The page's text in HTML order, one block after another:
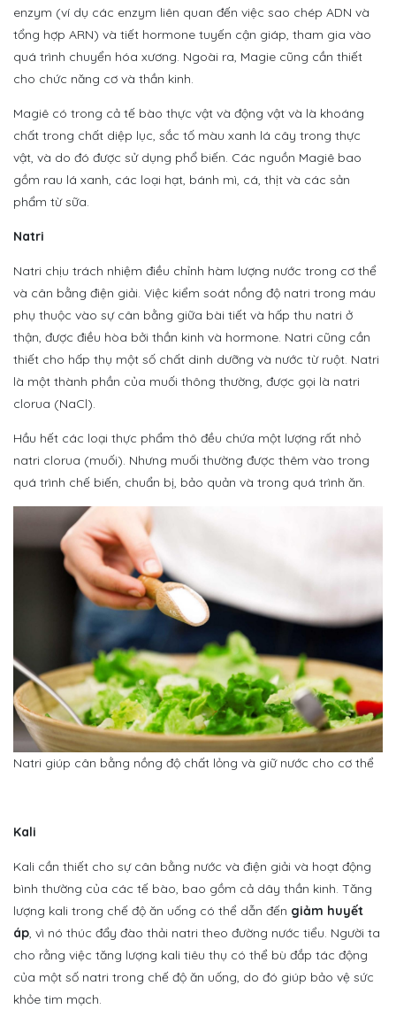
enzym (ví dụ các enzym liên quan đến việc sao chép ADN và
tổng hợp ARN) và tiết hormone tuyến cận giáp, tham gia vào
quá trình chuyển hóa xương. Ngoài ra, Magie cũng cần thiết
cho chức năng cơ và thần kinh.
Magiê có trong cả tế bào thực vật và động vật và là khoáng
chất trong chất diệp lục, sắc tố màu xanh lá cây trong thực
vật, và do đó được sử dụng phổ biến. Các nguồn Magiê bao
gồm rau lá xanh, các loại hạt, bánh mì, cá, thịt và các sản
phẩm từ sữa.
Natri
Natri chịu trách nhiệm điều chỉnh hàm lượng nước trong cơ thể
và cân bằng điện giải. Việc kiểm soát nồng độ natri trong máu
phụ thuộc vào sự cân bằng giữa bài tiết và hấp thu natri ở
thận, được điều hòa bởi thần kinh và hormone. Natri cũng cần
thiết cho hấp thụ một số chất dinh dưỡng và nước từ ruột. Natri
là một thành phần của muối thông thường, được gọi là natri
clorua (NaCl).
Hầu hết các loại thực phẩm thô đều chứa một lượng rất nhỏ
natri clorua (muối). Nhưng muối thường được thêm vào trong
quá trình chế biến, chuẩn bị, bảo quản và trong quá trình ăn.
Natri giúp cân bằng nồng độ chất lỏng và giữ nước cho cơ thể
Kali
Kali cần thiết cho sự cân bằng nước và điện giải và hoạt động
bình thường của các tế bào, bao gồm cả dây thần kinh. Tăng
lượng kali trong chế độ ăn uống có thể dẫn đến giảm huyết
áp, vì nó thúc đẩy đào thải natri theo đường nước tiểu. Người ta
cho rằng việc tăng lượng kali tiêu thụ có thể bù đắp tác động
của một số natri trong chế độ ăn uống, do đó giúp bảo vệ sức
khỏe tim mạch.